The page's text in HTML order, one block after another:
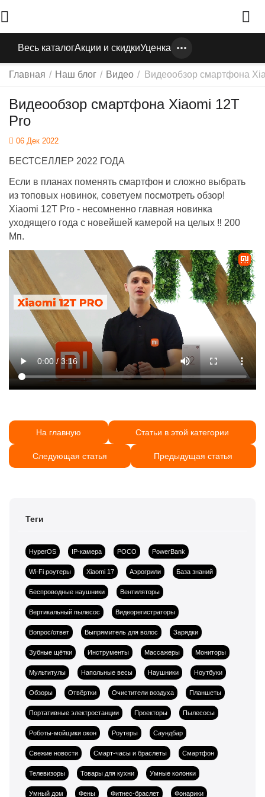
Весь каталогАкции и скидкиУценка
Главная / Наш блог / Видео / Видеообзор смартфона
Видеообзор смартфона Xiaomi 12T
Pro
06 Дек 2022
БЕСТСЕЛЛЕР 2022 ГОДА
Если в планах поменять смартфон и сложно выбрать
из топовых новинок, советуем посмотреть обзор!
Xiaomi 12T Pro - несомненно главная новинка
уходящего года с новейшей камерой на целых ‼ 200
Мп.
На главную Статьи в этой категории
Следующая статья Предыдущая статья
Теги
HyperOS IP-камера POCO PowerBank
Wi-Fi роутеры Xiaomi 17 Аэрогрили База знаний
Беспроводные наушники Вентиляторы
Вертикальный пылесос Видеорегистраторы
Вопрос/ответ Выпрямитель для волос Зарядки
Зубные щётки Инструменты Массажеры Мониторы
Мультитулы Напольные весы Наушники Ноутбуки
Обзоры Отвёртки Очистители воздуха Планшеты
Портативные электростанции Проекторы Пылесосы
Роботы-мойщики окон Роутеры Саундбар
Свежие новости Смарт-часы и браслеты Смартфон
Телевизоры Товары для кухни Умные колонки
Умный дом Фены Фитнес-браслет Фонарики